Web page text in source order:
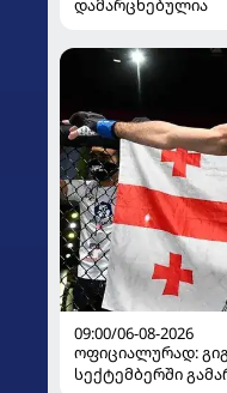
დამარცხებულია
09:00/06-08-2026
ოფიციალურად:
სექტემბერში